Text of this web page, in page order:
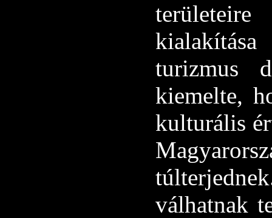
turizmus
kiemelte,
kulturális
válhatnak